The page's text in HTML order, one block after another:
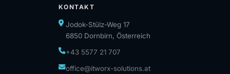
KONTAKT
Jodok-Stülz-Weg 17
6850 Dornbirn, Österreich
+43 5577 21 707
office@itworx-solutions.at